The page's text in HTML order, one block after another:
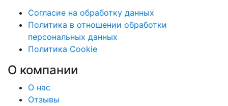
Согласие на обработку данных
Политика в отношении обработки
персональных данных
Политика Cookie
О компании
О нас
Отзывы